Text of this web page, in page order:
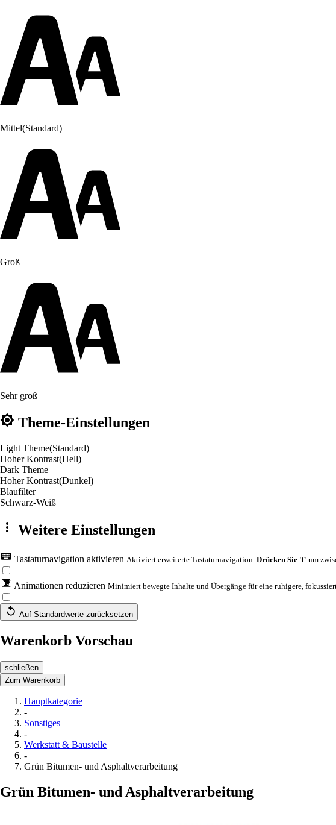
Mittel(Standard)
Groß
Sehr groß
Theme-Einstellungen
Light Theme(Standard)
Hoher Kontrast(Hell)
Dark Theme
Hoher Kontrast(Dunkel)
Blaufilter
Schwarz-Weiß
Weitere Einstellungen
Tastaturnavigation aktivieren Aktiviert erweiterte Tastaturnavigation. Drücken Sie 'f' um
Animationen reduzieren Minimiert bewegte Inhalte und Übergänge für eine ruhigere,
Auf Standardwerte zurücksetzen
Warenkorb Vorschau
schließen
Zum Warenkorb
Hauptkategorie
-
Sonstiges
-
Werkstatt & Baustelle
-
Grün Bitumen- und Asphaltverarbeitung
Grün Bitumen- und Asphaltverarbeitung